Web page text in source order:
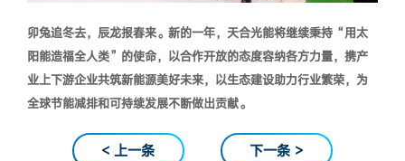
卯兔追冬去，辰龙报春来。新的一年，天合光能将继续秉持“用太
阳能造福全人类”的使命，以合作开放的态度容纳各方力量，携产
业上下游企业共筑新能源美好未来，以生态建设助力行业繁荣，为
全球节能减排和可持续发展不断做出贡献。
< 上一条 下一条 >